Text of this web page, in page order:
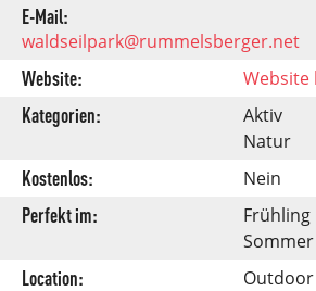
E-Mail:
waldseilpark@rummelsberger.net
Website: Website
Kategorien:
Aktiv
Natur
Kostenlos: Nein
Perfekt im:
Frühling
Sommer
Location: Outdoor